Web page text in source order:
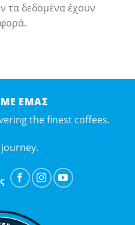
τα δεδομένα έχουν
ΜΕ ΕΜΆΣ
the finest coffees.